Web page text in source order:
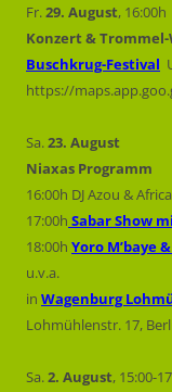
Fr.29. August, 16:00h
Konzert &
Buschkrug-Festival
https://
Sa.23. August
Niaxas Programm
16:00h DJ Azou &
17:00h Sabar Show
18:00h Yoro M’baye
u.v.a.
in Wagenburg
Lohmühlenstr. 17,
Sa.2. August, 15:00-